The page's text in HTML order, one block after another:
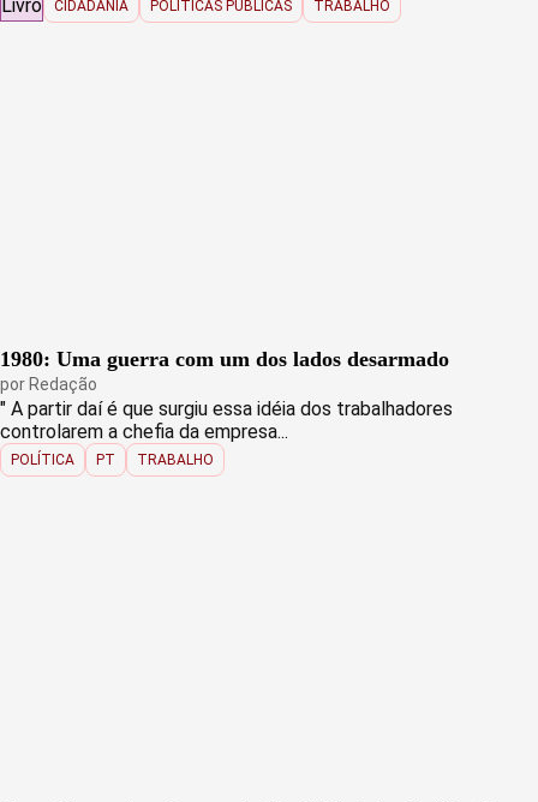
Livro CIDADANIA POLÍTICAS PÚBLICAS TRABALHO
1980: Uma guerra com um dos lados desarmado
por Redação
" A partir daí é que surgiu essa idéia dos trabalhadores
controlarem a chefia da empresa...
POLÍTICA PT TRABALHO